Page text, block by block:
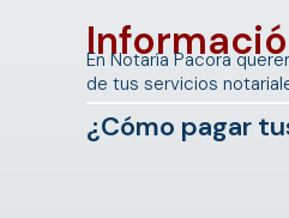
En Notaría Pacora
de tus servicios
¿Cómo pagar